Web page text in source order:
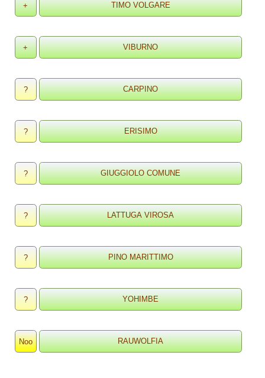
+
+
?
?
?
?
?
?
Noo